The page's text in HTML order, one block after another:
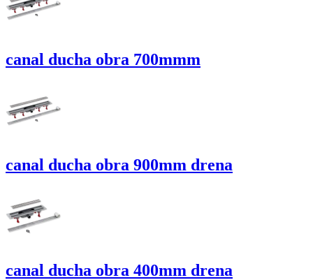
canal ducha obra 700mmm
canal ducha obra 900mm drena
canal ducha obra 400mm drena